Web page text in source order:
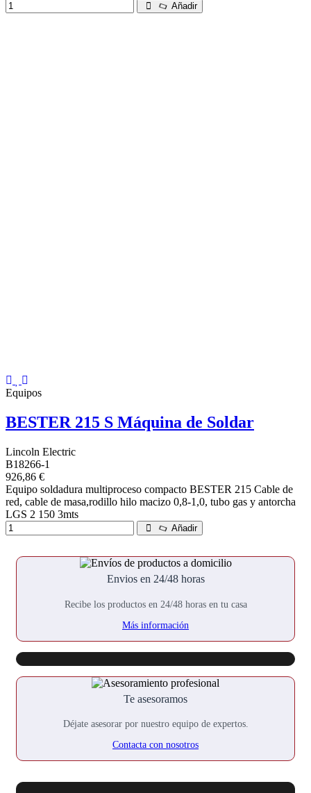
Añadir
Equipos
BESTER 215 S Máquina de Soldar
Lincoln Electric
B18266-1
926,86 €
Equipo soldadura multiproceso compacto BESTER 215 Cable de
red, cable de masa,rodillo hilo macizo 0,8-1,0, tubo gas y antorcha
LGS 2 150 3mts
Añadir
Envios en 24/48 horas
Recibe los productos en 24/48 horas en tu casa
Más información
Te asesoramos
Déjate asesorar por nuestro equipo de expertos.
Contacta con nosotros